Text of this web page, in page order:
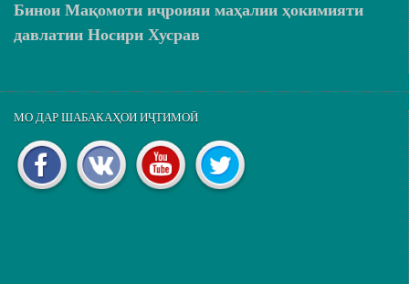
Бинои Мақомоти иҷроияи маҳалии ҳокимияти
давлатии Носири Хусрав
МО ДАР ШАБАКАҲОИ ИҶТИМОӢ